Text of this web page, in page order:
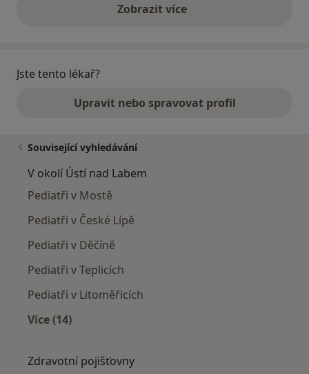
Zobrazit vícevýše uvedené názory
Jste tento lékař?
Upravit nebo spravovat profil
Související vyhledávání
V okolí Ústí nad Labem
Pediatři v Mostě
Pediatři v České Lípě
Pediatři v Děčíně
Pediatři v Teplicích
Pediatři v Litoměřicích
Více (14)
Zdravotní pojišťovny